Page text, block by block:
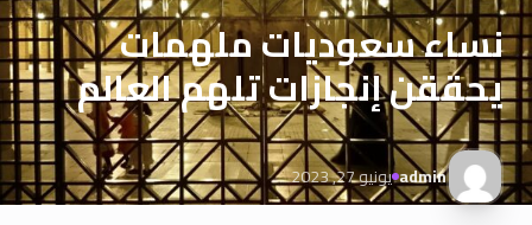
نساء سعوديات ملهمات
يحققن إنجازات تلهم العالم
admin يونيو 27, 2023